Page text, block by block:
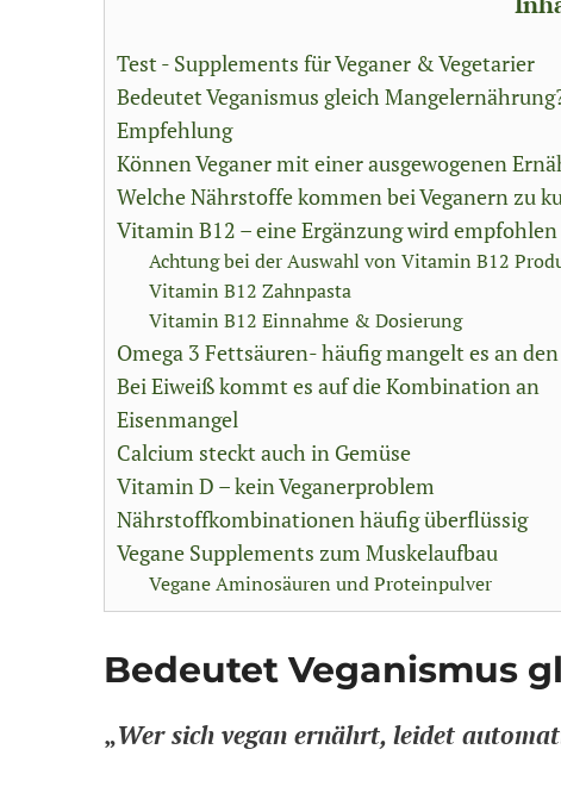
Test - Supplements für Veganer & Vegetarier
Bedeutet Veganismus gleich
Empfehlung
Können Veganer mit einer ausgewogenen
Welche Nährstoffe kommen bei Veganern zu
Vitamin B12 – eine Ergänzung wird empfohlen
Achtung bei der Auswahl von Vitamin B12
Vitamin B12 Zahnpasta
Vitamin B12 Einnahme & Dosierung
Omega 3 Fettsäuren- häufig mangelt es an
Bei Eiweiß kommt es auf die Kombination an
Eisenmangel
Calcium steckt auch in Gemüse
Vitamin D – kein Veganerproblem
Nährstoffkombinationen häufig überflüssig
Vegane Supplements zum Muskelaufbau
Vegane Aminosäuren und Proteinpulver
Bedeutet Veganismus
„Wer sich vegan ernährt, leidet